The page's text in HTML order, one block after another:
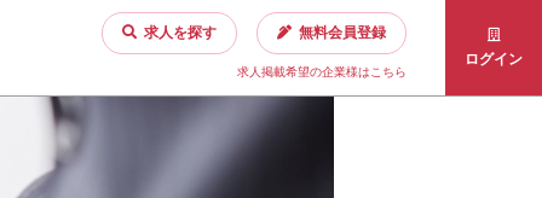
求人を探す 無料会員登録
求人掲載希望の企業様はこちら
ログイン